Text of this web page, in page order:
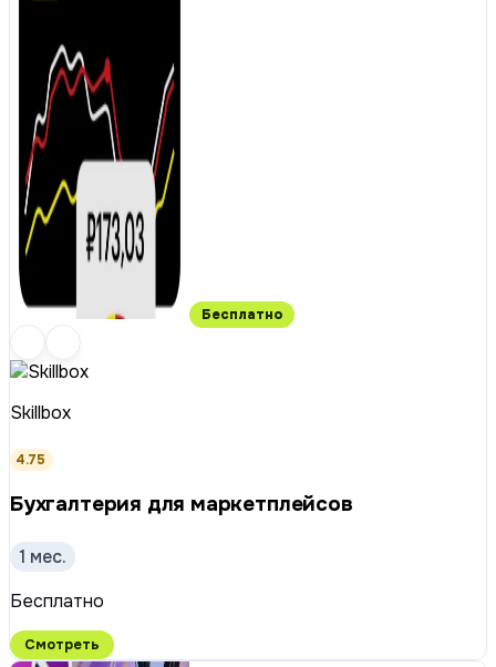
Бесплатно
Skillbox
4.75
Бухгалтерия для маркетплейсов
1 мес.
Бесплатно
Смотреть